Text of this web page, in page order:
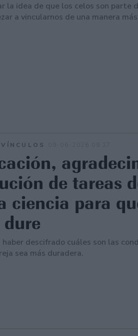
la idea de que los celos son parte
a vincularnos de una manera
de tareas
ciencia para
descifrado cuáles son las
sea más duradera.